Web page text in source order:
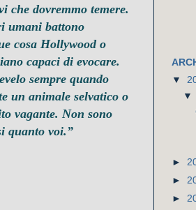
che dovremmo temere.
umani battono
cosa Hollywood o
capaci di evocare.
sempre quando
un animale selvatico o
vagante. Non sono
quanto voi.”
▼
►
►
►